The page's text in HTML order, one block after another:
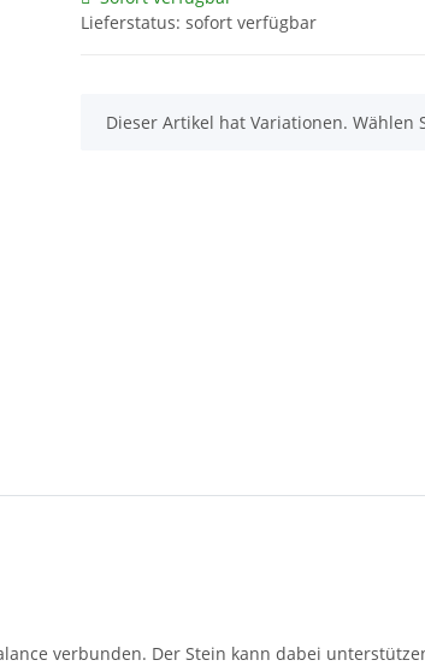
Lieferstatus: sofort verfügbar
x
Dieser Artikel hat Variationen.
verbunden. Der Stein kann dabei